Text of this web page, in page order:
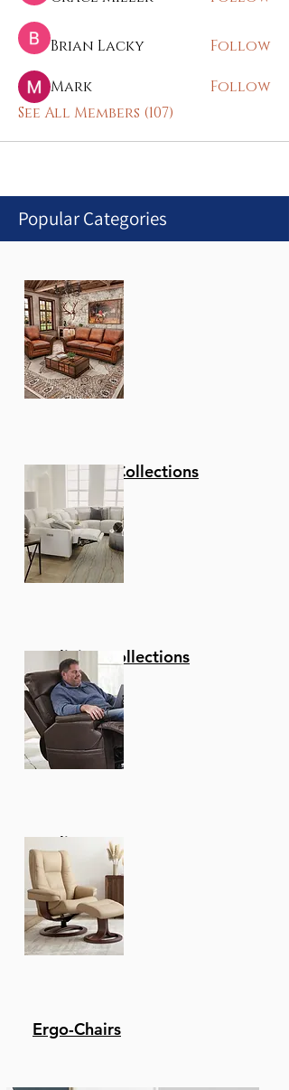
Brian Lacky Follow
Mark
Follow
See All Members (107)
Popular Categories
Stationary Collections
Reclining Collections
Recliners
Ergo-Chairs